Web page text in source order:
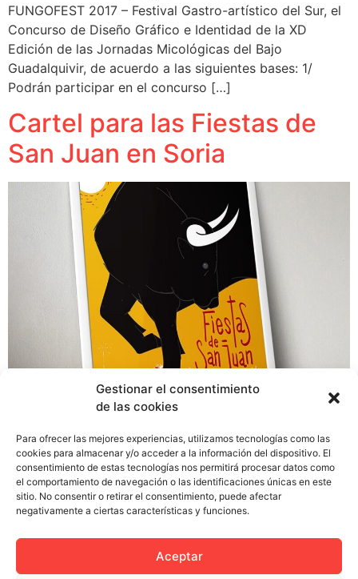
Gestionar el consentimiento
de las cookies
Para ofrecer las mejores experiencias, utilizamos tecnologías como las
cookies para almacenar y/o acceder a la información del dispositivo. El
consentimiento de estas tecnologías nos permitirá procesar datos como
el comportamiento de navegación o las identificaciones únicas en este
sitio. No consentir o retirar el consentimiento, puede afectar
negativamente a ciertas características y funciones.
Aceptar
FUNGOFEST 2017 – Festival Gastro-artístico del Sur, el
Concurso de Diseño Gráfico e Identidad de la XD
Edición de las Jornadas Micológicas del Bajo
Guadalquivir, de acuerdo a las siguientes bases: 1/
Podrán participar en el concurso […]
Cartel para las Fiestas de
San Juan en Soria
Hacía ya tiempo que no nos presentábamos a
concursos públicos y nos apeteció probar suerte para ir
dando nuestros primeros pasos como colectivo. Así que
echamos un vistazo a las convocatorias y decidimos
abordar el concurso del cartel para las Fiestas de San
remitimos al concurso […]